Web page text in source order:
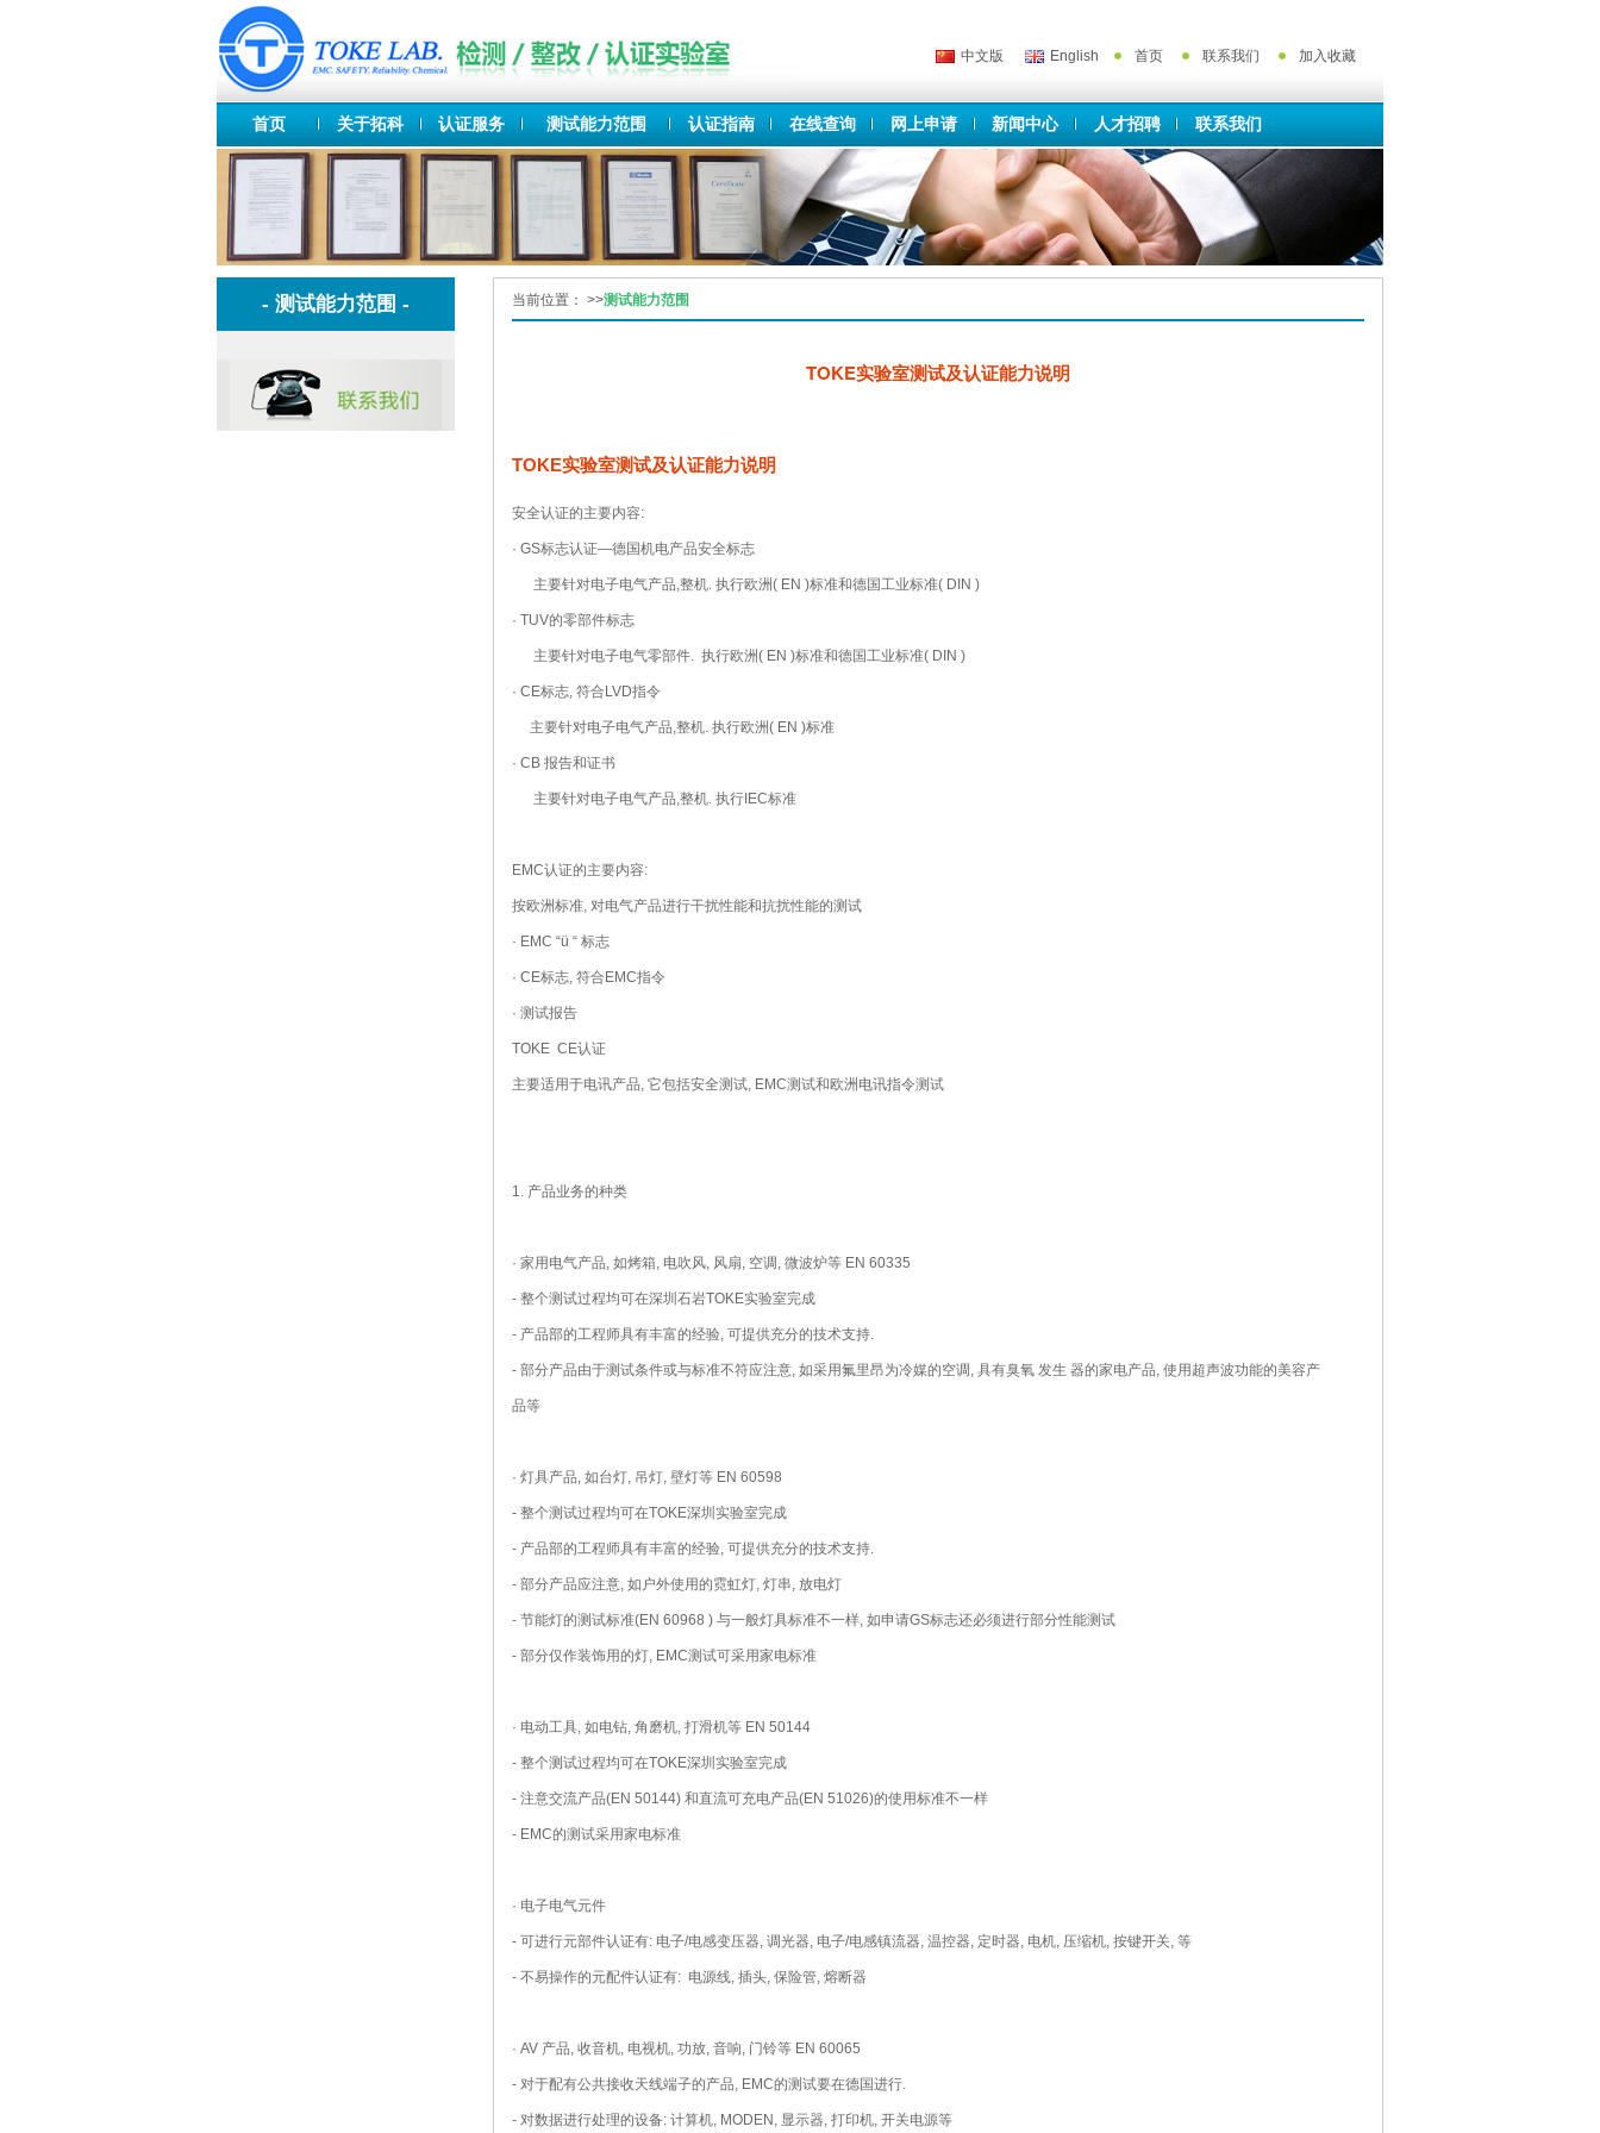
首页 联系我们 加入收藏
中文版 English
首页 关于拓科 认证服务 测试能力范围 认证指南 在线查询 网上申请 新闻中心 人才招聘 联系我们
- 测试能力范围 - 当前位置： >>测试能力范围
TOKE实验室测试及认证能力说明
TOKE实验室测试及认证能力说明
安全认证的主要内容:
· GS标志认证—德国机电产品安全标志
主要针对电子电气产品,整机. 执行欧洲( EN )标准和德国工业标准( DIN )
· TUV的零部件标志
主要针对电子电气零部件. 执行欧洲( EN )标准和德国工业标准( DIN )
· CE标志, 符合LVD指令
主要针对电子电气产品,整机. 执行欧洲( EN )标准
· CB 报告和证书
主要针对电子电气产品,整机. 执行IEC标准
EMC认证的主要内容:
按欧洲标准, 对电气产品进行干扰性能和抗扰性能的测试
· EMC “ü “ 标志
· CE标志, 符合EMC指令
· 测试报告
TOKE CE认证
主要适用于电讯产品, 它包括安全测试, EMC测试和欧洲电讯指令测试
1. 产品业务的种类
· 家用电气产品, 如烤箱, 电吹风, 风扇, 空调, 微波炉等 EN 60335
- 整个测试过程均可在深圳石岩TOKE实验室完成
- 产品部的工程师具有丰富的经验, 可提供充分的技术支持.
- 部分产品由于测试条件或与标准不符应注意, 如采用氟里昂为冷媒的空调, 具有臭氧 发生 器的家电产品, 使用超声波功能的美容产
品等
· 灯具产品, 如台灯, 吊灯, 壁灯等 EN 60598
- 整个测试过程均可在TOKE深圳实验室完成
- 产品部的工程师具有丰富的经验, 可提供充分的技术支持.
- 部分产品应注意, 如户外使用的霓虹灯, 灯串, 放电灯
- 节能灯的测试标准(EN 60968 ) 与一般灯具标准不一样, 如申请GS标志还必须进行部分性能测试
- 部分仅作装饰用的灯, EMC测试可采用家电标准
· 电动工具, 如电钻, 角磨机, 打滑机等 EN 50144
- 整个测试过程均可在TOKE深圳实验室完成
- 注意交流产品(EN 50144) 和直流可充电产品(EN 51026)的使用标准不一样
- EMC的测试采用家电标准
· 电子电气元件
- 可进行元部件认证有: 电子/电感变压器, 调光器, 电子/电感镇流器, 温控器, 定时器, 电机, 压缩机, 按键开关, 等
- 不易操作的元配件认证有: 电源线, 插头, 保险管, 熔断器
· AV 产品, 收音机, 电视机, 功放, 音响, 门铃等 EN 60065
- 对于配有公共接收天线端子的产品, EMC的测试要在德国进行.
- 对数据进行处理的设备: 计算机, MODEN, 显示器, 打印机, 开关电源等